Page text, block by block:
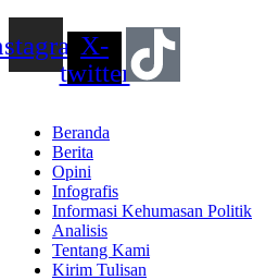
X-
twitter
Beranda
Berita
Opini
Infografis
Informasi Kehumasan Politik
Analisis
Tentang Kami
Kirim Tulisan